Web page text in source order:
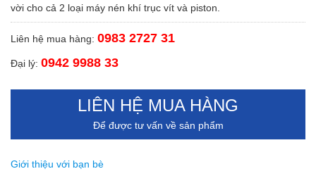
vời cho cả 2 loại máy nén khí trục vít và piston.
Liên hệ mua hàng: 0983 2727 31
Đại lý: 0942 9988 33
LIÊN HỆ MUA HÀNG
Để được tư vấn về sản phẩm
Giới thiệu với bạn bè